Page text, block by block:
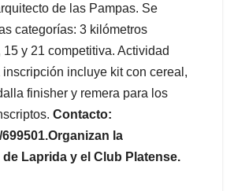
de las Pampas. Se
categorías: 3 kilómetros
y 21 competitiva. Actividad
incluye kit con cereal,
finisher y remera para los
Contacto:
la
Laprida y el Club Platense.